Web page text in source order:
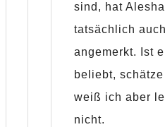
sind, hat
tatsächlich
angemerkt. Ist
beliebt,
weiß ich aber
nicht.